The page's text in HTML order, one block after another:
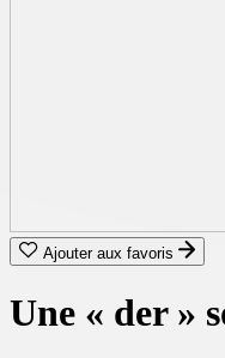
Ajouter aux favoris
Une « der »